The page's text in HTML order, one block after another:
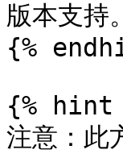
版本支持。
{%
{% hint
注意：此